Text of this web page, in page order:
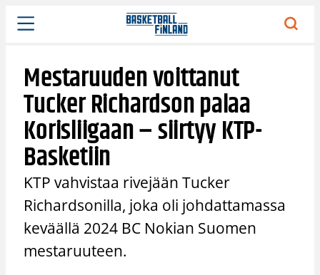
Siirry
sisältöön
Mestaruuden voittanut
Tucker Richardson palaa
Korisliigaan – siirtyy KTP-
Basketiin
KTP vahvistaa rivejään Tucker
Richardsonilla, joka oli johdattamassa
keväällä 2024 BC Nokian Suomen
mestaruuteen.